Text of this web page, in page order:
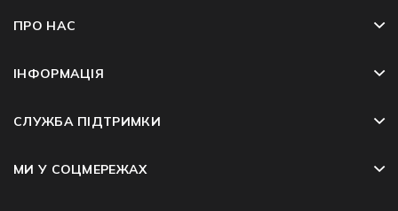
ПРО НАС
ІНФОРМАЦІЯ
СЛУЖБА ПІДТРИМКИ
МИ У СОЦМЕРЕЖАХ